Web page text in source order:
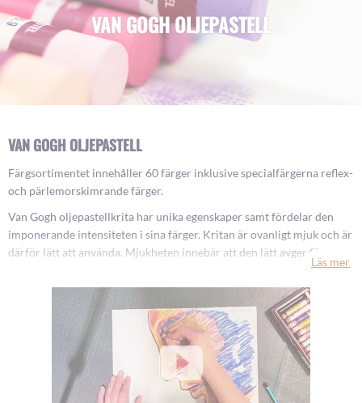
VAN GOGH OLJEPASTELL
VAN GOGH OLJEPASTELL
Färgsortimentet innehåller 60 färger inklusive specialfärgerna reflex-
och pärlemorskimrande färger.
Van Gogh oljepastellkrita har unika egenskaper samt fördelar den
imponerande intensiteten i sina färger. Kritan är ovanligt mjuk och är
därför lätt att använda. Mjukheten innebär att den lätt avger färg.
kartong, passar även för trä och lergods. Tack vare den fina
fästförmågan på underlaget, är arbeten med Van Gogh oljepastell inte
lika ömtåliga och därför är den lika lämplig för inom- som för
utomhusbruk.
oljepastellkritorhittar du här. Vi erbjuder ett brett sortiment av
oljepastellkritor i mängder av kulörer och från flera ledande
Läs mer